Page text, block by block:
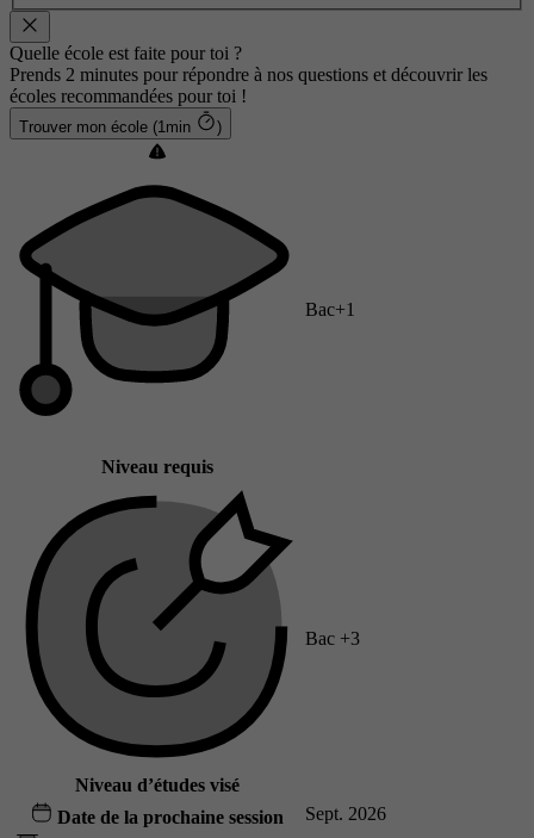
Quelle école est faite pour toi ?
Prends 2 minutes pour répondre à nos questions et découvrir les
écoles recommandées pour toi !
Trouver mon école (1min )
Niveau requis
Bac+1
Niveau d’études visé
Bac +3
Date de la prochaine session Sept. 2026